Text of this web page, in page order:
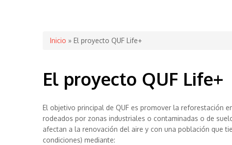
Se encuentra usted aquí
Inicio » El proyecto QUF Life+
El proyecto QUF Life+
El objetivo principal de QUF es promover la reforestación
rodeados por zonas industriales o contaminadas o de
afectan a la renovación del aire y con una población que
condiciones) mediante: